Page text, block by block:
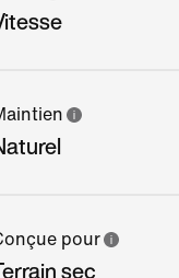
pour
sec